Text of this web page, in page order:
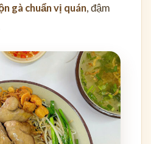
gà chuẩn vị quán, đậm